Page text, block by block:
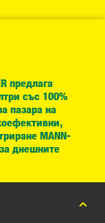
предлага
със 100%
пазара на
MANN-
днешните